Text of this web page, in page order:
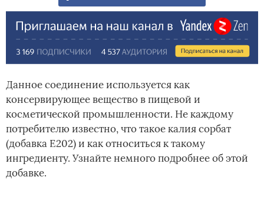
Данное соединение используется как
консервирующее вещество в пищевой и
косметической промышленности. Не каждому
потребителю известно, что такое калия сорбат
(добавка Е202) и как относиться к такому
ингредиенту. Узнайте немного подробнее об этой
добавке.